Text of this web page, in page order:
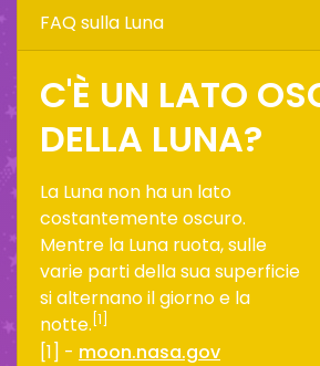
FAQ sulla Luna
C'È UN LATO
DELLA LUNA?
La Luna non ha un lato
costantemente oscuro.
Mentre la Luna ruota, sulle
varie parti della sua superficie
si alternano il giorno e la
notte. [1]
[1] - moon.nasa.gov